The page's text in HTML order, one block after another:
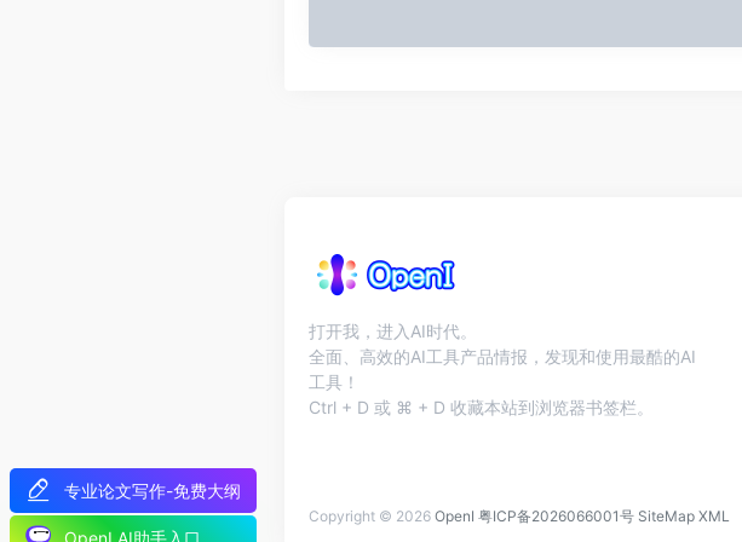
专业论文写作-免费大纲
OpenI AI助手入口
打开我，进入AI时代。
全面、高效的AI工具产品情报，发现和使用最酷的AI
工具！
Ctrl + D 或 ⌘ + D 收藏本站到浏览器书签栏。
Copyright © 2026 OpenI 粤ICP备2026066001号 SiteMap XML